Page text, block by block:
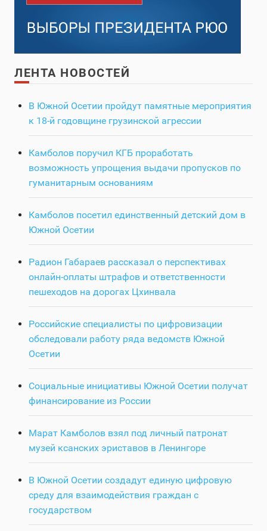
ЛЕНТА НОВОСТЕЙ
В Южной Осетии пройдут памятные мероприятия
к 18-й годовщине грузинской агрессии
Камболов поручил КГБ проработать
возможность упрощения выдачи пропусков по
гуманитарным основаниям
Камболов посетил единственный детский дом в
Южной Осетии
Радион Габараев рассказал о перспективах
онлайн-оплаты штрафов и ответственности
пешеходов на дорогах Цхинвала
Российские специалисты по цифровизации
обследовали работу ряда ведомств Южной
Осетии
Социальные инициативы Южной Осетии получат
финансирование из России
Марат Камболов взял под личный патронат
музей ксанских эриставов в Ленингоре
В Южной Осетии создадут единую цифровую
среду для взаимодействия граждан с
государством